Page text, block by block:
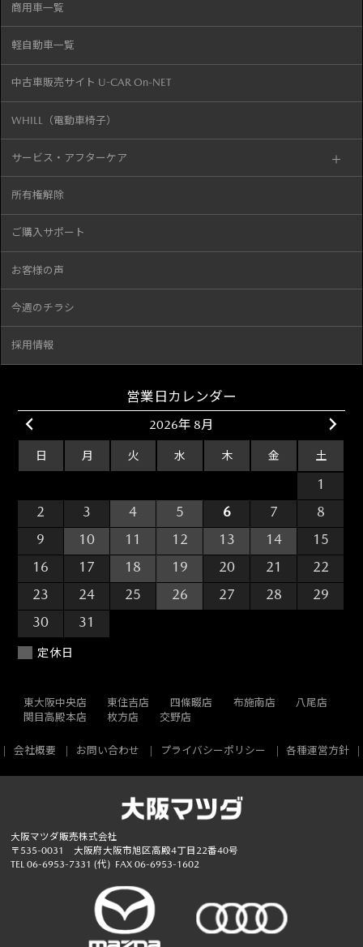
商用車一覧
軽自動車一覧
中古車販売サイト U-CAR On-NET
WHILL（電動車椅子）
サービス・アフターケア
所有権解除
ご購入サポート
お客様の声
今週のチラシ
採用情報
営業日カレンダー
2026年 8月
日 月 火 水 木 金 土
1
2
3 4 5 6 7
8
9
10 11 12 13 14
15
16
17 18 19 20 21
22
23
24 25 26 27 28
29
30
31
定休日
東大阪中央店 東住吉店 四條畷店 布施南店
八尾店
関目高殿本店
枚方店 交野店
会社概要 お問い合わせ プライバシーポリシー 各種運営方針
大阪マツダ販売株式会社
〒535-0031 大阪府大阪市旭区高殿4丁目22番40号
TEL 06-6953-7331 (代) FAX 06-6953-1602